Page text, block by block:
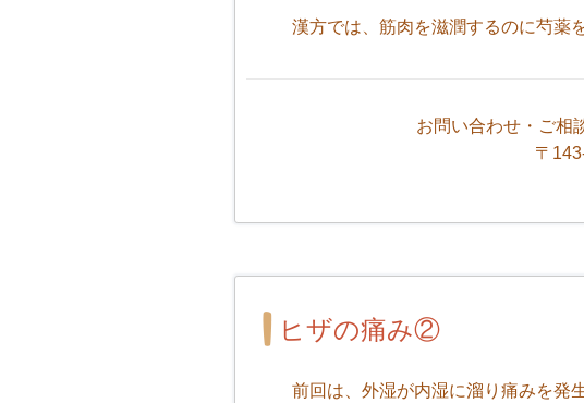
漢方では、筋肉を滋潤するのに芍薬
お問い合わせ・ご相
〒
ヒザの痛み②
前回は、外湿が内湿に溜り痛みを発